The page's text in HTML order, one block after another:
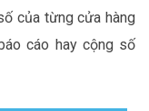
của từng cửa hàng
cáo hay cộng số